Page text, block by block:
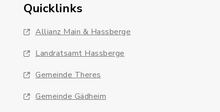
Quicklinks
Allianz Main & Hassberge
Landratsamt Hassberge
Gemeinde Theres
Gemeinde Gädheim